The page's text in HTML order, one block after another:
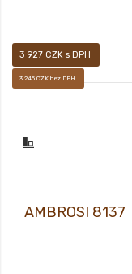
3 927 CZK s DPH
3 245 CZK bez DPH
AMBROSI 8137